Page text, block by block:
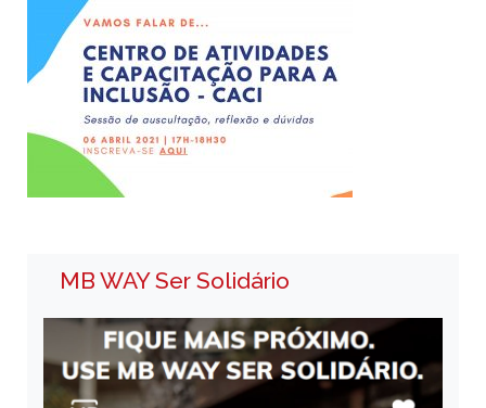
MB WAY Ser Solidário